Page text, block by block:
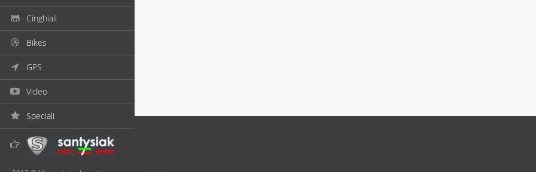
Cinghiali
Bikes
GPS
Video
Speciali